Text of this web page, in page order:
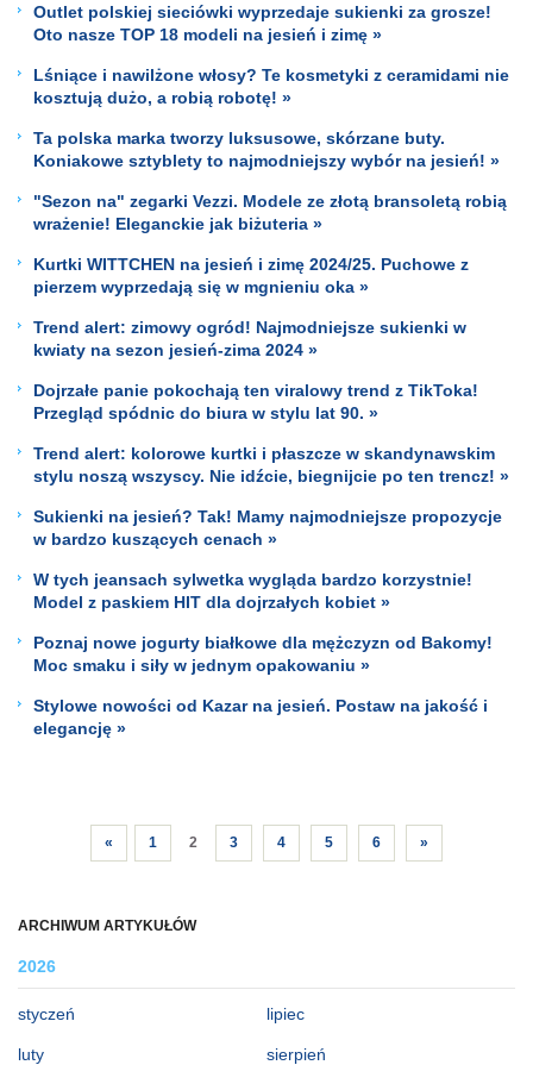
ARCHIWUM ARTYKUŁÓW
2026
styczeń
luty
lipiec
sierpień
Outlet polskiej sieciówki wyprzedaje sukienki za grosze!
Oto nasze TOP 18 modeli na jesień i zimę »
Lśniące i nawilżone włosy? Te kosmetyki z ceramidami nie
kosztują dużo, a robią robotę! »
Ta polska marka tworzy luksusowe, skórzane buty.
Koniakowe sztyblety to najmodniejszy wybór na jesień! »
"Sezon na" zegarki Vezzi. Modele ze złotą bransoletą robią
wrażenie! Eleganckie jak biżuteria »
Kurtki WITTCHEN na jesień i zimę 2024/25. Puchowe z
pierzem wyprzedają się w mgnieniu oka »
Trend alert: zimowy ogród! Najmodniejsze sukienki w
kwiaty na sezon jesień-zima 2024 »
Dojrzałe panie pokochają ten viralowy trend z TikToka!
Przegląd spódnic do biura w stylu lat 90. »
Trend alert: kolorowe kurtki i płaszcze w skandynawskim
stylu noszą wszyscy. Nie idźcie, biegnijcie po ten trencz! »
Sukienki na jesień? Tak! Mamy najmodniejsze propozycje
w bardzo kuszących cenach »
W tych jeansach sylwetka wygląda bardzo korzystnie!
Model z paskiem HIT dla dojrzałych kobiet »
Poznaj nowe jogurty białkowe dla mężczyzn od Bakomy!
Moc smaku i siły w jednym opakowaniu »
Stylowe nowości od Kazar na jesień. Postaw na jakość i
elegancję »
« 1 2 3 4 5 6 »